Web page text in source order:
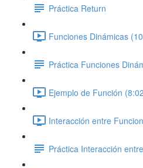
Práctica Return
Funciones Dinámicas
Práctica Funciones
Ejemplo de Función
Interacción entre
Práctica Interacción